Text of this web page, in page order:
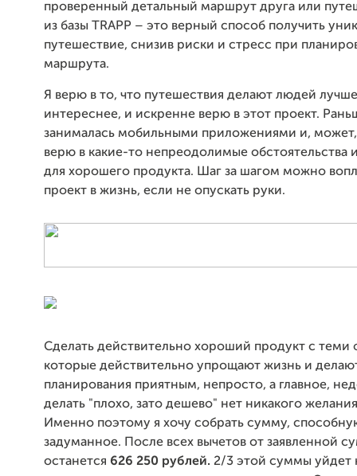
проверенный детальный маршрут друга или
из базы TRAPP – это верный способ получить
путешествие, снизив риски и стресс при
маршрута.
Я верю в то, что путешествия делают людей
интереснее, и искренне верю в этот проект.
занималась мобильными приложениями и,
верю в какие-то непреодолимые обстоятельства
для хорошего продукта. Шаг за шагом можно
проект в жизнь, если не опускать руки.
Сделать действительно хороший продукт с теми
которые действительно упрощают жизнь и
планирования приятным, непросто, а главное,
делать "плохо, зато дешево" нет никакого
Именно поэтому я хочу собрать сумму,
задуманное. После всех вычетов от заявленной
останется 626 250 рублей. 2/3 этой суммы уйдет